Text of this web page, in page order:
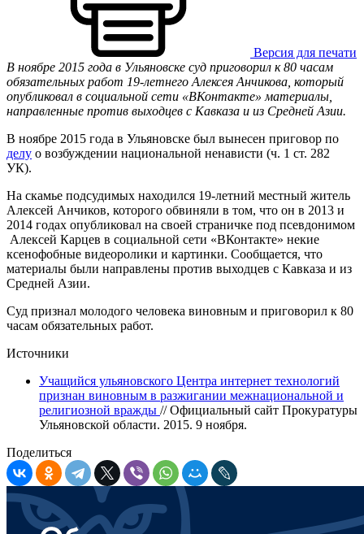
Версия для печати
В ноябре 2015 года в Ульяновске суд приговорил к 80 часам
обязательных работ 19-летнего Алексея Анчикова, который
опубликовал в социальной сети «ВКонтакте» материалы,
направленные против выходцев с Кавказа и из Средней Азии.
В ноябре 2015 года в Ульяновске был вынесен приговор по
делу о возбуждении национальной ненависти (ч. 1 ст. 282
УК).
На скамье подсудимых находился 19-летний местный житель
Алексей Анчиков, которого обвиняли в том, что он в 2013 и
2014 годах опубликовал на своей страничке под псевдонимом
Алексей Карцев в социальной сети «ВКонтакте» некие
ксенофобные видеоролики и картинки. Сообщается, что
материалы были направлены против выходцев с Кавказа и из
Средней Азии.
Суд признал молодого человека виновным и приговорил к 80
часам обязательных работ.
Источники
Учащийся ульяновского Центра интернет технологий
признан виновным в разжигании межнациональной и
религиозной вражды // Официальный сайт Прокуратуры
Ульяновской области. 2015. 9 ноября.
Поделиться